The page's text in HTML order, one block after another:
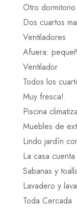
Otro
Dos cuartos
Ventiladores
Afuera:
Ventilador
Todos los
Muy fresca!.
Piscina
Muebles de
Lindo jardín
La casa
Sabanas y
Lavadero y
Toda Cercada